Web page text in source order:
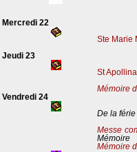
Mercredi 22
Ste Marie
Jeudi 23
St
Mémoire
Vendredi 24
De la férie
Messe
Mémoire
Mémoire